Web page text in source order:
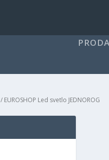
/ EUROSHOP Led svetlo JEDNOROG